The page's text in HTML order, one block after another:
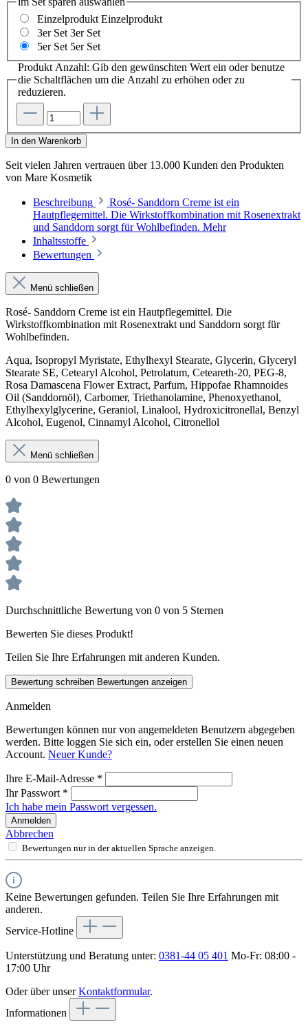
Einzelprodukt Einzelprodukt
3er Set 3er Set
5er Set 5er Set
Produkt Anzahl: Gib den gewünschten Wert ein oder benutze
die Schaltflächen um die Anzahl zu erhöhen oder zu
reduzieren.
In den Warenkorb
Seit vielen Jahren vertrauen über 13.000 Kunden den Produkten
von Mare Kosmetik
Beschreibung
Rosé- Sanddorn Creme ist ein
Hautpflegemittel. Die Wirkstoffkombination mit Rosenextrakt
und Sanddorn sorgt für Wohlbefinden. Mehr
Inhaltsstoffe
Bewertungen
Menü schließen
Rosé- Sanddorn Creme ist ein Hautpflegemittel. Die
Wirkstoffkombination mit Rosenextrakt und Sanddorn sorgt für
Wohlbefinden.
Aqua, Isopropyl Myristate, Ethylhexyl Stearate, Glycerin, Glyceryl
Stearate SE, Cetearyl Alcohol, Petrolatum, Ceteareth-20, PEG-8,
Rosa Damascena Flower Extract, Parfum, Hippofae Rhamnoides
Oil (Sanddornöl), Carbomer, Triethanolamine, Phenoxyethanol,
Ethylhexylglycerine, Geraniol, Linalool, Hydroxicitronellal, Benzyl
Alcohol, Eugenol, Cinnamyl Alcohol, Citronellol
Menü schließen
0 von 0 Bewertungen
Durchschnittliche Bewertung von 0 von 5 Sternen
Bewerten Sie dieses Produkt!
Teilen Sie Ihre Erfahrungen mit anderen Kunden.
Bewertung schreiben Bewertungen anzeigen
Anmelden
Bewertungen können nur von angemeldeten Benutzern abgegeben
werden. Bitte loggen Sie sich ein, oder erstellen Sie einen neuen
Account. Neuer Kunde?
Ihre E-Mail-Adresse *
Ihr Passwort *
Ich habe mein Passwort vergessen.
Anmelden
Abbrechen
Bewertungen nur in der aktuellen Sprache anzeigen.
Keine Bewertungen gefunden. Teilen Sie Ihre Erfahrungen mit
anderen.
Service-Hotline
Unterstützung und Beratung unter: 0381-44 05 401 Mo-Fr: 08:00 -
17:00 Uhr
Oder über unserKontaktformular.
Informationen